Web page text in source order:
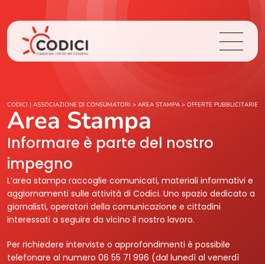
Chi Siamo
Cosa Facciamo
Area Stampa
Contatti
Login
CODICI | ASSOCIAZIONE DI CONSUMATORI > AREA STAMPA > OFFERTE PUBBLICITARIE
Area Stampa
Informare è parte del nostro
impegno
L’area stampa raccoglie comunicati, materiali informativi e
aggiornamenti sulle attività di Codici. Uno spazio dedicato a
giornalisti, operatori della comunicazione e cittadini
interessati a seguire da vicino il nostro lavoro.
Per richiedere interviste o approfondimenti è possibile
telefonare al numero 06 55 71 996 (dal lunedì al venerdì